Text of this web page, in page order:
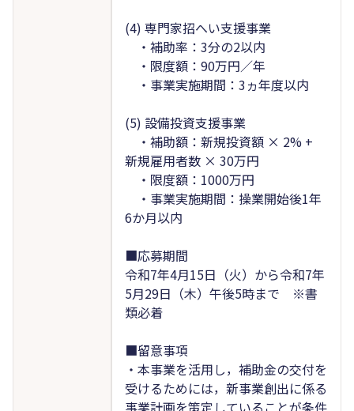
(4) 専門家招へい支援事業
・補助率：3分の2以内
・限度額：90万円／年
・事業実施期間：3ヵ年度以内
(5) 設備投資支援事業
・補助額：新規投資額 × 2% +
新規雇用者数 × 30万円
・限度額：1000万円
・事業実施期間：操業開始後1年
6か月以内
■応募期間
令和7年4月15日（火）から令和7年
5月29日（木）午後5時まで ※書
類必着
■留意事項
・本事業を活用し，補助金の交付を
受けるためには，新事業創出に係る
事業計画を策定していることが条件